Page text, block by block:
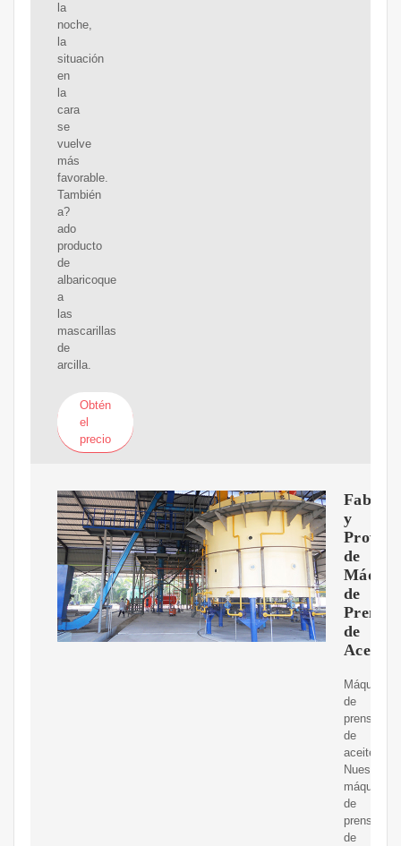
la
noche,
la
situación
en
la
cara
se
vuelve
más
favorable.
También
a?
ado
producto
de
albaricoque
a
las
mascarillas
de
arcilla.
Obtén
el
precio
y
de
de
Prensa
de
Aceite
Máquinas
de
prensa
de
aceite.
Nuestras
máquinas
de
prensa
de